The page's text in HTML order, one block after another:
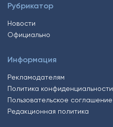
Рубрикатор
Новости
Официально
Информация
Рекламодателям
Политика конфиденциальности
Пользовательское соглашение
Редакционная политика